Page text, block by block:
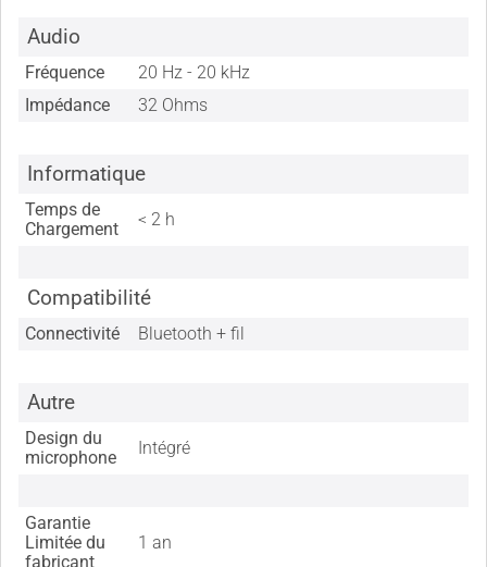
Audio
Fréquence
20 Hz - 20 kHz
Impédance
32 Ohms
Informatique
Temps de
Chargement
< 2 h
Compatibilité
Connectivité Bluetooth + fil
Autre
Design du
microphone
Intégré
Garantie
Limitée du
fabricant
1 an